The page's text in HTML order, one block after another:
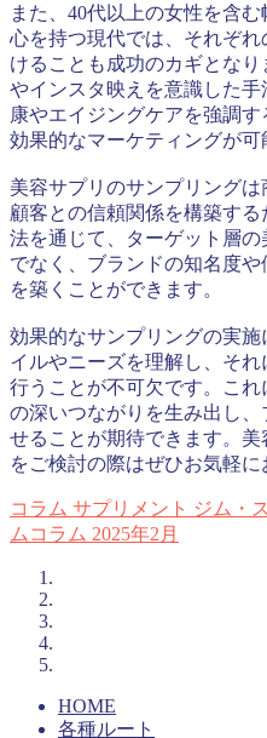
また、40代以上の女性を含
心を持つ現代では、それぞ
けることも成功のカギとな
やインスタ映えを意識した
康やエイジングケアを強調
効果的なマーケティングが可
美容サプリのサンプリングは
顧客との信頼関係を構築す
法を通じて、ターゲット層
でなく、ブランドの知名度
を築くことができます。
効果的なサンプリングの実
イルやニーズを理解し、そ
行うことが不可欠です。こ
の深いつながりを生み出し
せることが期待できます。
をご検討の際はぜひお気軽に
コラム サプリメント ジム・
ムコラム 2025年2月
HOME
各種ルート